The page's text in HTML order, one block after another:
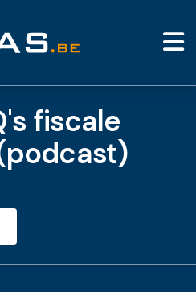
fiscale